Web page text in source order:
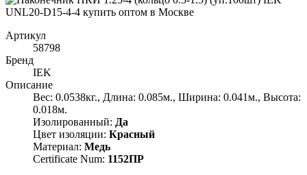
Артикул
58798
Бренд
IEK
Описание
Вес: 0.0538кг., Длина: 0.085м., Ширина: 0.041м., Высота:
0.018м.
Изолированный: Да
Цвет изоляции: Красный
Материал: Медь
Certificate Num: 1152ПР